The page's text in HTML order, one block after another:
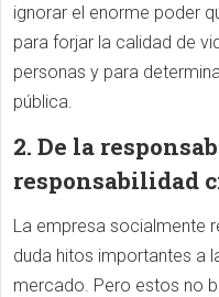
ignorar el enorme poder
para forjar la calidad de
personas y para
pública.
2. De la
responsabilidad
La empresa socialmente
duda hitos importantes a
mercado. Pero estos no